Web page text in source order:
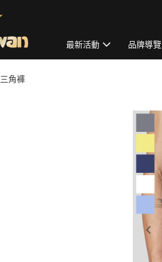
最新活動 品牌導覽
三角褲